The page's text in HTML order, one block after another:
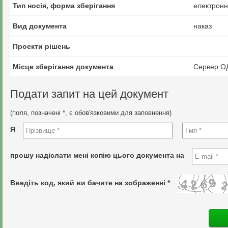
Тип носія, форма зберігання
Вид документа наказ
Проекти рішень
Місце зберігання документа Сервер
Подати запит на цей документ
(поля, позначені *, є обов'язковими для заповнення)
Я
прошу надіслати мені копію цього документа на
Введіть код, який ви бачите на зображенні *